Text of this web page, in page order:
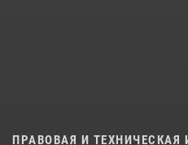
ПРАВОВАЯ И